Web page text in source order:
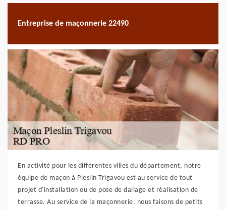
Entreprise de maçonnerie 22490
En activité pour les différentes villes du département, notre
équipe de maçon à Pleslin Trigavou est au service de tout
projet d'installation ou de pose de dallage et réalisation de
terrasse. Au service de la maçonnerie, nous faisons de petits